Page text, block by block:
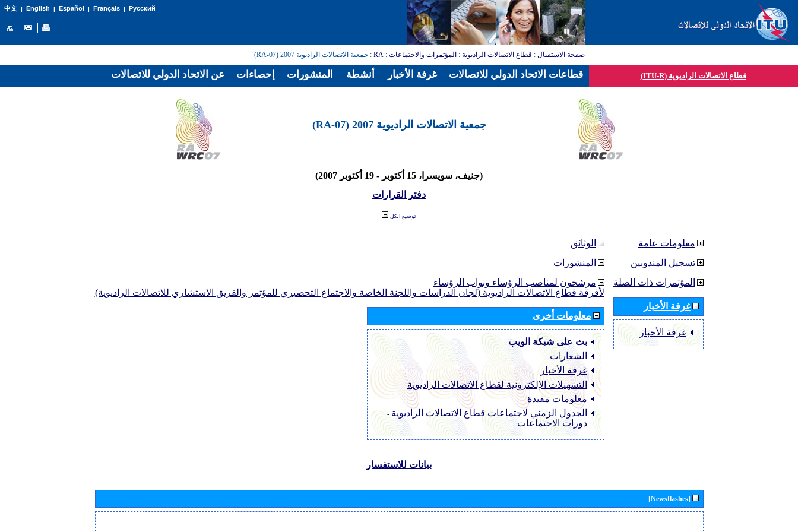
中文| English | Español | Français| Русский
صفحة الاستقبال: قطاع الاتصالات الراديوية: المؤتمرات والاجتماعات:
RA: جمعية الاتصالات الراديوية 2007 (RA-07)
قطاع الاتصالات الراديوية (ITU-R)
جمعية الاتصالات الراديوية 2007 (RA-07)
(جنيف، سويسرا، 15 أكتوبر - 19 أكتوبر 2007)
دفتر القرارات
توسيع الكل
الوثائق
المنشورات
مرشحون لمناصب الرؤساء ونواب الرؤساء
لأفرقة قطاع الاتصالات الراديوية (لجان الدراسات واللجنة الخاصة والاجتماع التحضيري للمؤتمر والفريق الاستشاري للاتصالات الراديوية)
معلومات أخرى
بث على شبكة الويب
الشعارات
غرفة الأخبار
التسهيلات الإلكترونية لقطاع الاتصالات الراديوية
معلومات مفيدة
الجدول الزمني لاجتماعات قطاع الاتصالات الراديوية -
دورات الاجتماعات
معلومات عامة
تسجيل المندوبين
المؤتمرات ذات الصلة
غرفة الأخبار
غرفة الأخبار
بيانات للاستفسار
[Newsflashes]
عن الاتحاد الدولي للاتصالات إحصاءات المنشورات أنشطة غرفة الأخبار قطاعات الاتحاد الدولي للاتصالات